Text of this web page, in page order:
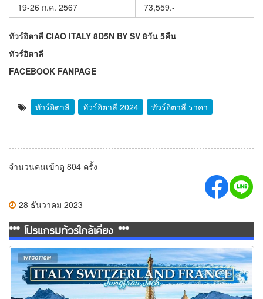
19-26 ก.ค. 2567
73,559.-
ทัวร์อิตาลี CIAO ITALY 8D5N BY SV 8วัน 5คืน
ทัวร์อิตาลี
FACEBOOK FANPAGE
ทัวร์อิตาลี ทัวร์อิตาลี 2024 ทัวร์อิตาลี ราคา
จำนวนคนเข้าดู 804 ครั้ง
28 ธันวาคม 2023
*** โปรแกรมทัวร์ใกล้เคียง ***
ทัวร์อิตาลี สวิตเซอร์แลนด์ ฝรั่งเศส 10 วัน 7 คืน (TG)